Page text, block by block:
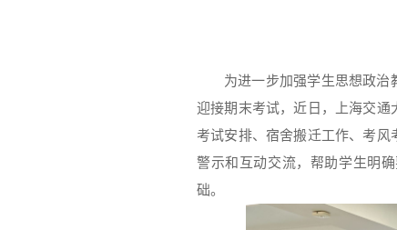
为进一步加强学生思想政治
迎接期末考试，近日，上海交
考试安排、宿舍搬迁工作、考
警示和互动交流，帮助学生明
础。